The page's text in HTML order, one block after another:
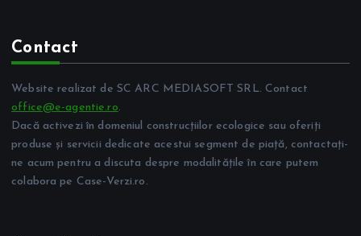
Contact
Website realizat de SC ARC MEDIASOFT SRL. Contact
office@e-agentie.ro.
Dacă activezi în domeniul construcțiilor ecologice sau oferiți
produse și servicii dedicate acestui segment de piață, contactați-
ne acum pentru a discuta despre modalitățile în care putem
colabora pe Case-Verzi.ro.